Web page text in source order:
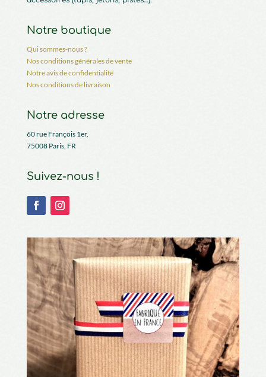
Notre boutique
Qui sommes-nous ?
Nos conditions générales de vente
Notre avis de confidentialité
Nos conditions de livraison
Notre adresse
60 rue François 1er,
75008 Paris, FR
Suivez-nous !